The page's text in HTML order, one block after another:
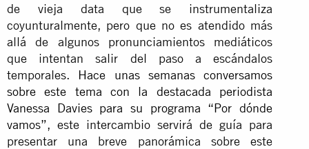
de vieja data que se instrumentaliza
coyunturalmente, pero que no es atendido más
allá de algunos pronunciamientos mediáticos
que intentan salir del paso a escándalos
temporales. Hace unas semanas conversamos
sobre este tema con la destacada periodista
Vanessa Davies para su programa “Por dónde
vamos”, este intercambio servirá de guía para
presentar una breve panorámica sobre este